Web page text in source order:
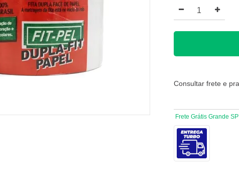
Consultar frete e
Frete Grátis Grande